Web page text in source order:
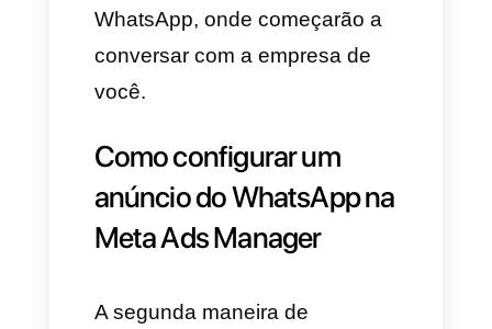
anúncios do WhatsApp sem
uma página do Facebook
de e-mail. Além disso, os
anúncios que você crie a partir
da sua conta do WhatsApp